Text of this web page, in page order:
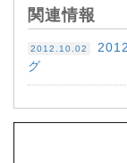
関連情報
2012.10.02
グ